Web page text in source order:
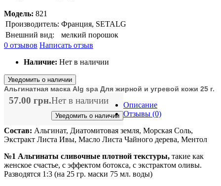
Модель: 821
Производитель: Франция, SETALG
Внешний вид:
мелкий порошок
0 отзывов Написать отзыв
Наличие: Нет в наличии
Уведомить о наличии
Альгинатная маска Alg spa Для жирной и угревой кожи 25 г.
57.00 грн.Нет в наличии
Уведомить о наличии
Описание
Отзывы (0)
Состав: Альгинат, Диатомитовая земля, Морская Соль,
Экстракт Листа Ивы, Масло Листа Чайного дерева, Ментол
№1 Альгинаты сливочные плотной текстуры, такие как
женское счастье, с эффектом ботокса, с экстрактом оливы.
Разводятся 1:3 (на 25 гр. маски 75 мл. воды)